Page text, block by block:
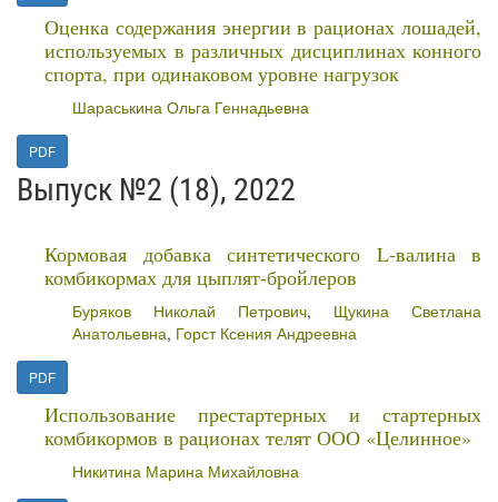
Оценка содержания энергии в рационах лошадей,
используемых в различных дисциплинах конного
спорта, при одинаковом уровне нагрузок
Шараськина Ольга Геннадьевна
PDF
Выпуск №2 (18), 2022
Кормовая добавка синтетического L-валина в
комбикормах для цыплят-бройлеров
Буряков Николай Петрович, Щукина Светлана
Анатольевна, Горст Ксения Андреевна
PDF
Использование престартерных и стартерных
комбикормов в рационах телят ООО «Целинное»
Никитина Марина Михайловна